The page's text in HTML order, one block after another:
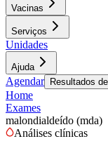
Vacinas
Serviços
Unidades
Ajuda
Agendar Resultados
Home
Exames
malondialdeído (mda)
Análises clínicas